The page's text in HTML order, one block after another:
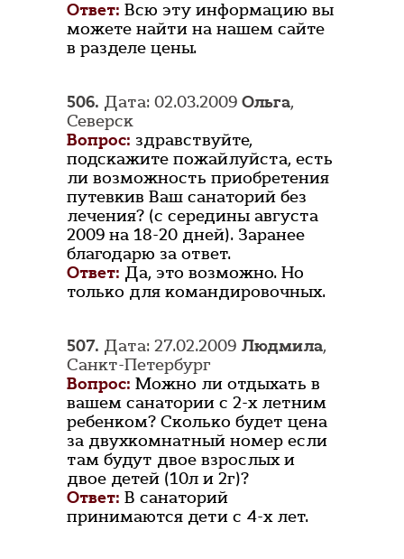
Ответ: Всю эту информацию вы
можете найти на нашем сайте
в разделе цены.
506. Дата: 02.03.2009 Ольга,
Северск
Вопрос: здравствуйте,
подскажите пожайлуйста, есть
ли возможность приобретения
путевкив Ваш санаторий без
лечения? (с середины августа
2009 на 18-20 дней). Заранее
благодарю за ответ.
Ответ: Да, это возможно. Но
только для командировочных.
507. Дата: 27.02.2009 Людмила,
Санкт-Петербург
Вопрос: Можно ли отдыхать в
вашем санатории с 2-х летним
ребенком? Сколько будет цена
за двухкомнатный номер если
там будут двое взрослых и
двое детей (10л и 2г)?
Ответ: В санаторий
принимаются дети с 4-х лет.